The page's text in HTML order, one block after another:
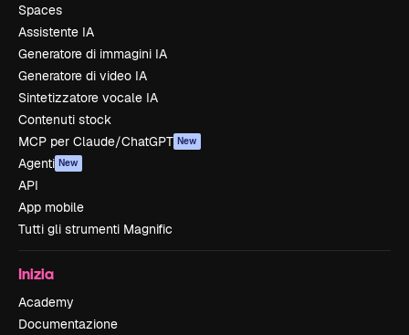
Spaces
Assistente IA
Generatore di immagini IA
Generatore di video IA
Sintetizzatore vocale IA
Contenuti stock
MCP per Claude/ChatGPT New
Agenti New
API
App mobile
Tutti gli strumenti Magnific
Inizia
Academy
Documentazione